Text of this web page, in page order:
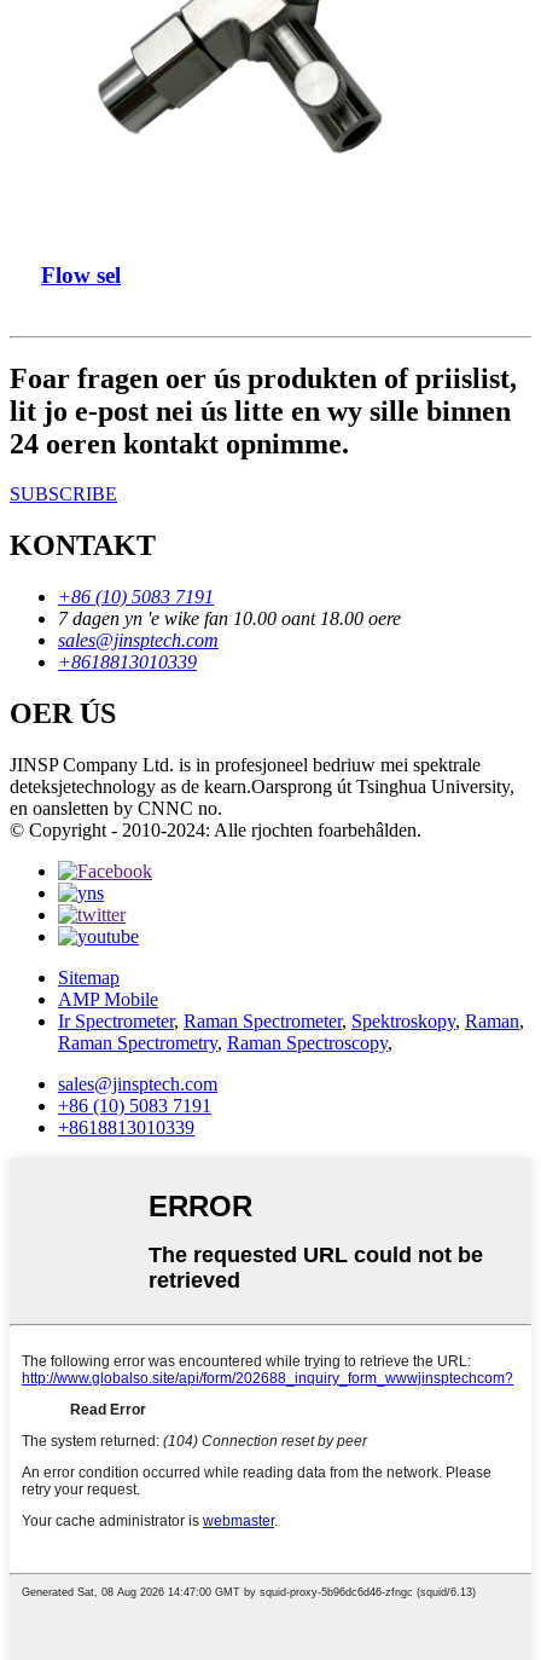
Flow sel
Foar fragen oer ús produkten of priislist,
lit jo e-post nei ús litte en wy sille binnen
24 oeren kontakt opnimme.
SUBSCRIBE
KONTAKT
+86 (10) 5083 7191
7 dagen yn 'e wike fan 10.00 oant 18.00 oere
sales@jinsptech.com
+8618813010339
OER ÚS
JINSP Company Ltd. is in profesjoneel bedriuw mei spektrale
deteksjetechnology as de kearn.Oarsprong út Tsinghua University,
en oansletten by CNNC no.
© Copyright - 2010-2024: Alle rjochten foarbehâlden.
Sitemap
AMP Mobile
Ir Spectrometer, Raman Spectrometer, Spektroskopy, Raman,
Raman Spectrometry, Raman Spectroscopy,
sales@jinsptech.com
+86 (10) 5083 7191
+8618813010339